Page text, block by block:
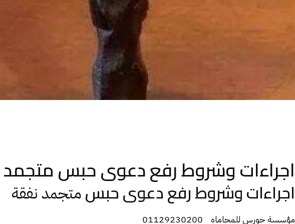
اجراءات وشروط رفع دعوى حبس
اجراءات وشروط رفع دعوى حبسمتجمد نفقة
مؤسسة حورس للمحاماه 01129230200